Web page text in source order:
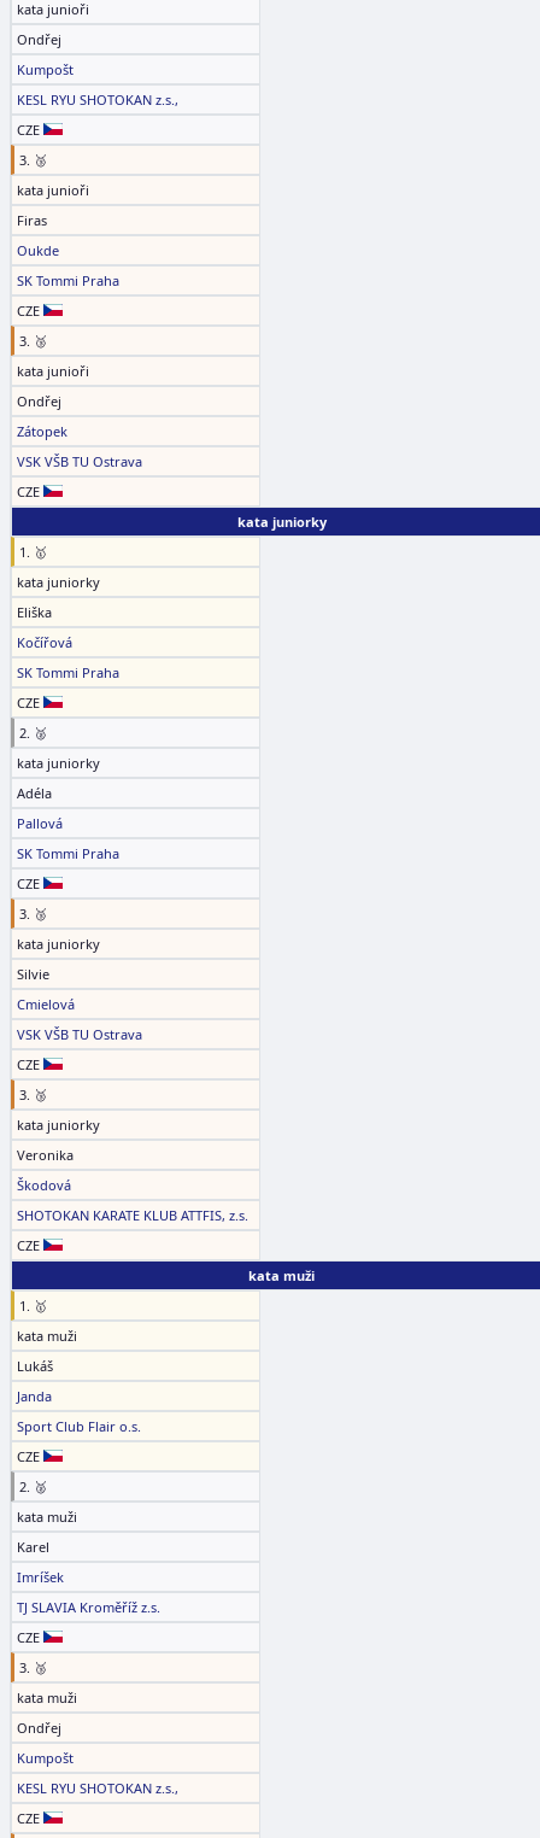
kata junioři
Ondřej
Kumpošt
KESL RYU SHOTOKAN z.s.,
CZE
3. 🥉
kata junioři
Firas
Oukde
SK Tommi Praha
CZE
3. 🥉
kata junioři
Ondřej
Zátopek
VSK VŠB TU Ostrava
CZE
kata juniorky
1. 🥇
kata juniorky
Eliška
Kočířová
SK Tommi Praha
CZE
2. 🥈
kata juniorky
Adéla
Pallová
SK Tommi Praha
CZE
3. 🥉
kata juniorky
Silvie
Cmielová
VSK VŠB TU Ostrava
CZE
3. 🥉
kata juniorky
Veronika
Škodová
SHOTOKAN KARATE KLUB ATTFIS, z.s.
CZE
kata muži
1. 🥇
kata muži
Lukáš
Janda
Sport Club Flair o.s.
CZE
2. 🥈
kata muži
Karel
Imríšek
TJ SLAVIA Kroměříž z.s.
CZE
3. 🥉
kata muži
Ondřej
Kumpošt
KESL RYU SHOTOKAN z.s.,
CZE